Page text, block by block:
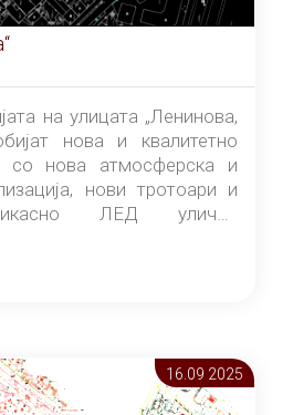
на улицата „Ленинова,
нова и квалитетно
со нова атмосферска и
нови тротоари и
ЛЕД улично
16.09 2025